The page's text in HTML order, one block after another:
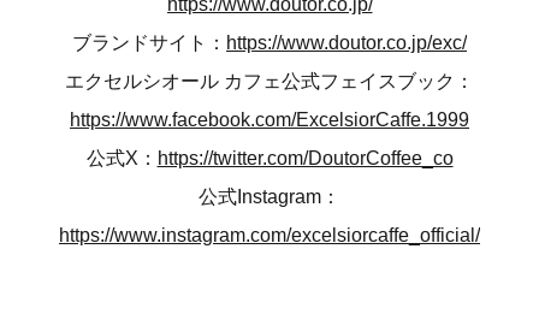
ブランドサイト： https://www.doutor.co.jp/exc/
エクセルシオール カフェ公式フェイスブック：
https://www.facebook.com/ExcelsiorCaffe.1999
公式X： https://twitter.com/DoutorCoffee_co
公式Instagram：
https://www.instagram.com/excelsiorcaffe_official/